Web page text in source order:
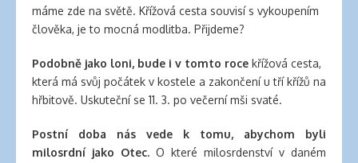
máme zde na světě. Křížová cesta souvisí s vykoupením
člověka, je to mocná modlitba. Přijdeme?
Podobně jako loni, bude i v tomto roce křížová cesta,
která má svůj počátek v kostele a zakončení u tří křížů na
hřbitově. Uskuteční se 11. 3. po večerní mši svaté.
Postní doba nás vede k tomu, abychom byli
milosrdní jako Otec. O které milosrdenství v daném